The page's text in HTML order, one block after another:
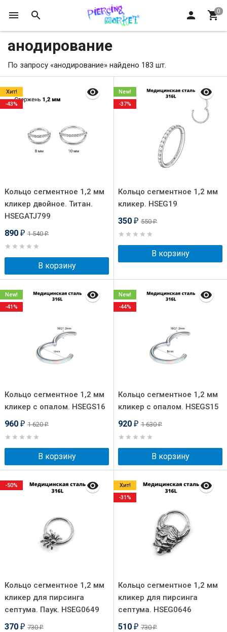
анодирование
По запросу «анодирование» найдено 183 шт.
Кольцо сегментное 1,2 мм
кликер двойное. Титан.
HSEGATJ799
890 ₽ 1 540₽
В корзину
Хит!
-43%
Кольцо сегментное 1,2 мм
кликер. HSEG19
350 ₽ 550₽
В корзину
New!
-37%
Кольцо сегментное 1,2 мм
кликер с опалом. HSEGS16
960 ₽ 1 620₽
В корзину
New!
-41%
Кольцо сегментное 1,2 мм
кликер с опалом. HSEGS15
920 ₽ 1 630₽
В корзину
New!
-44%
Кольцо сегментное 1,2 мм
кликер для пирсинга
септума. Паук. HSEG0649
370 ₽ 730₽
-50%
Кольцо сегментное 1,2 мм
кликер для пирсинга
септума. HSEG0646
510 ₽ 730₽
Хит!
-31%